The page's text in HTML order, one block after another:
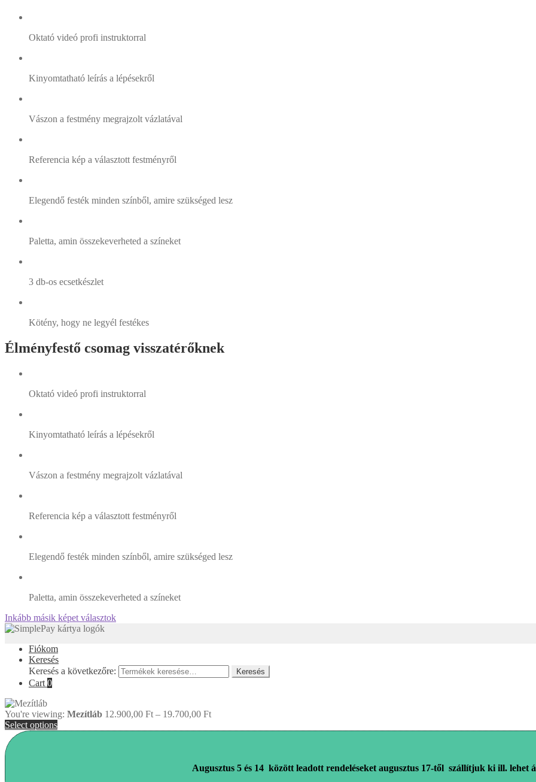
Oktató videó profi instruktorral
Kinyomtatható leírás a lépésekről
Vászon a festmény megrajzolt vázlatával
Referencia kép a választott festményről
Elegendő festék minden színből, amire szükséged lesz
Paletta, amin összekeverheted a színeket
3 db-os ecsetkészlet
Kötény, hogy ne legyél festékes
Élményfestő csomag visszatérőknek
Oktató videó profi instruktorral
Kinyomtatható leírás a lépésekről
Vászon a festmény megrajzolt vázlatával
Referencia kép a választott festményről
Elegendő festék minden színből, amire szükséged lesz
Paletta, amin összekeverheted a színeket
Inkább másik képet választok
Fiókom
Keresés
Keresés a következőre:
Keresés
Cart 0
You're viewing: Mezítláb 12.900,00 Ft – 19.700,00 Ft
Select options
Augusztus 5 és 14 között leadott rendeléseket augusztus 17-től szállítjuk ki ill. lehet